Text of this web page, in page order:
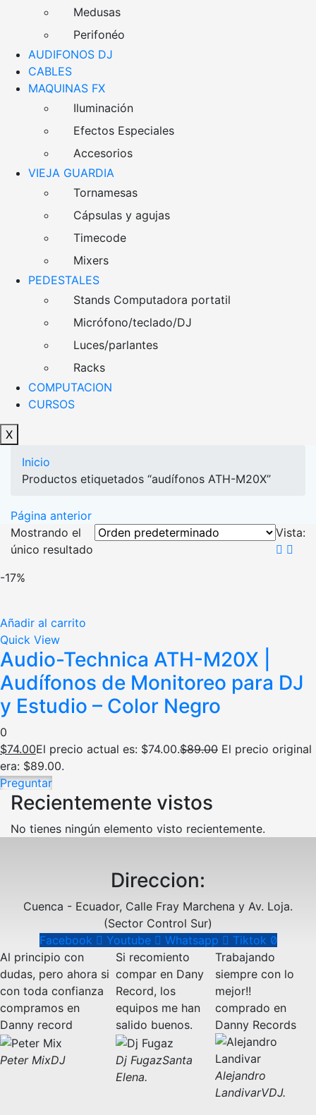
Medusas
Perifonéo
AUDIFONOS DJ
CABLES
MAQUINAS FX
Iluminación
Efectos Especiales
Accesorios
VIEJA GUARDIA
Tornamesas
Cápsulas y agujas
Timecode
Mixers
PEDESTALES
Stands Computadora portatil
Micrófono/teclado/DJ
Luces/parlantes
Racks
COMPUTACION
CURSOS
X
Inicio
Productos etiquetados “audífonos ATH-M20X”
Página anterior
Mostrando el
único resultado
Vista:
-17%
Añadir al carrito
Quick View
Audio-Technica ATH-M20X |
Audífonos de Monitoreo para DJ
y Estudio – Color Negro
0
$74.00El precio actual es: $74.00.$89.00 El precio original
era: $89.00.
Preguntar
Recientemente vistos
No tienes ningún elemento visto recientemente.
Direccion:
Cuenca - Ecuador, Calle Fray Marchena y Av. Loja.
(Sector Control Sur)
Facebook
Youtube Whatsapp
Tiktok
Al principio con
dudas, pero ahora si
con toda confianza
compramos en
Danny record
Peter MixDJ
Si recomiento
compar en Dany
Record, los
equipos me han
salido buenos.
Dj FugazSanta
Elena.
Trabajando
siempre con lo
mejor!!
comprado en
Danny Records
Alejandro
LandivarVDJ.